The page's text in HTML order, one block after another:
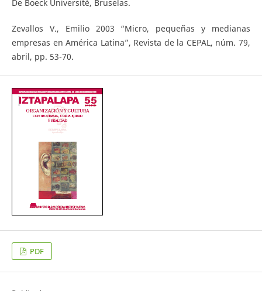
De Boeck Université, Bruselas.
Zevallos V., Emilio 2003 “Micro, pequeñas y medianas
empresas en América Latina”, Revista de la CEPAL, núm. 79,
abril, pp. 53-70.
PDF